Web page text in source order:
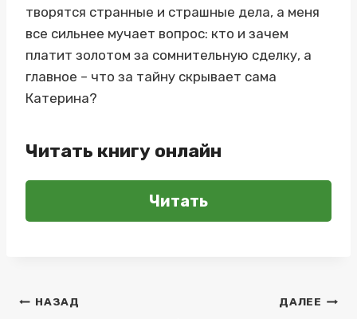
творятся странные и страшные дела, а меня
все сильнее мучает вопрос: кто и зачем
платит золотом за сомнительную сделку, а
главное – что за тайну скрывает сама
Катерина?
Читать книгу онлайн
Читать
Навигация
НАЗАД ДАЛЕЕ